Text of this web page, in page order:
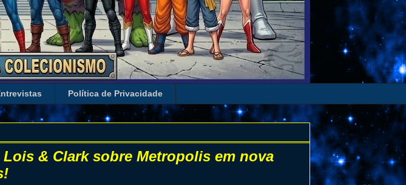
Política de Privacidade
& Clark sobre Metropolis em nova